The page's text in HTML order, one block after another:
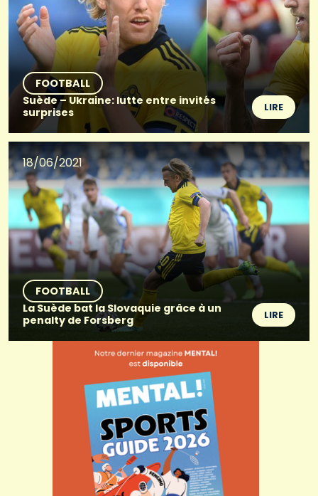
FOOTBALL
Suède – Ukraine: lutte entre invités
surprises
LIRE
18/06/2021
FOOTBALL
La Suède bat la Slovaquie grâce à un
penalty de Forsberg
LIRE